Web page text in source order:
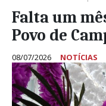
Falta um
Povo de
08/07/2026 NOTÍCIAS